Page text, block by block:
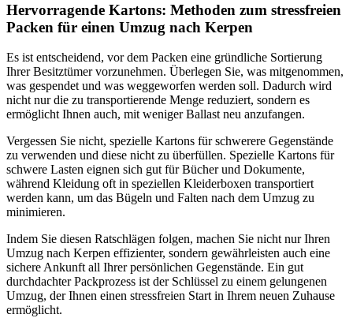
Hervorragende Kartons: Methoden zum stressfreien
Packen für einen Umzug nach Kerpen
Es ist entscheidend, vor dem Packen eine gründliche Sortierung
Ihrer Besitztümer vorzunehmen. Überlegen Sie, was mitgenommen,
was gespendet und was weggeworfen werden soll. Dadurch wird
nicht nur die zu transportierende Menge reduziert, sondern es
ermöglicht Ihnen auch, mit weniger Ballast neu anzufangen.
Vergessen Sie nicht, spezielle Kartons für schwerere Gegenstände
zu verwenden und diese nicht zu überfüllen. Spezielle Kartons für
schwere Lasten eignen sich gut für Bücher und Dokumente,
während Kleidung oft in speziellen Kleiderboxen transportiert
werden kann, um das Bügeln und Falten nach dem Umzug zu
minimieren.
Indem Sie diesen Ratschlägen folgen, machen Sie nicht nur Ihren
Umzug nach Kerpen effizienter, sondern gewährleisten auch eine
sichere Ankunft all Ihrer persönlichen Gegenstände. Ein gut
durchdachter Packprozess ist der Schlüssel zu einem gelungenen
Umzug, der Ihnen einen stressfreien Start in Ihrem neuen Zuhause
ermöglicht.